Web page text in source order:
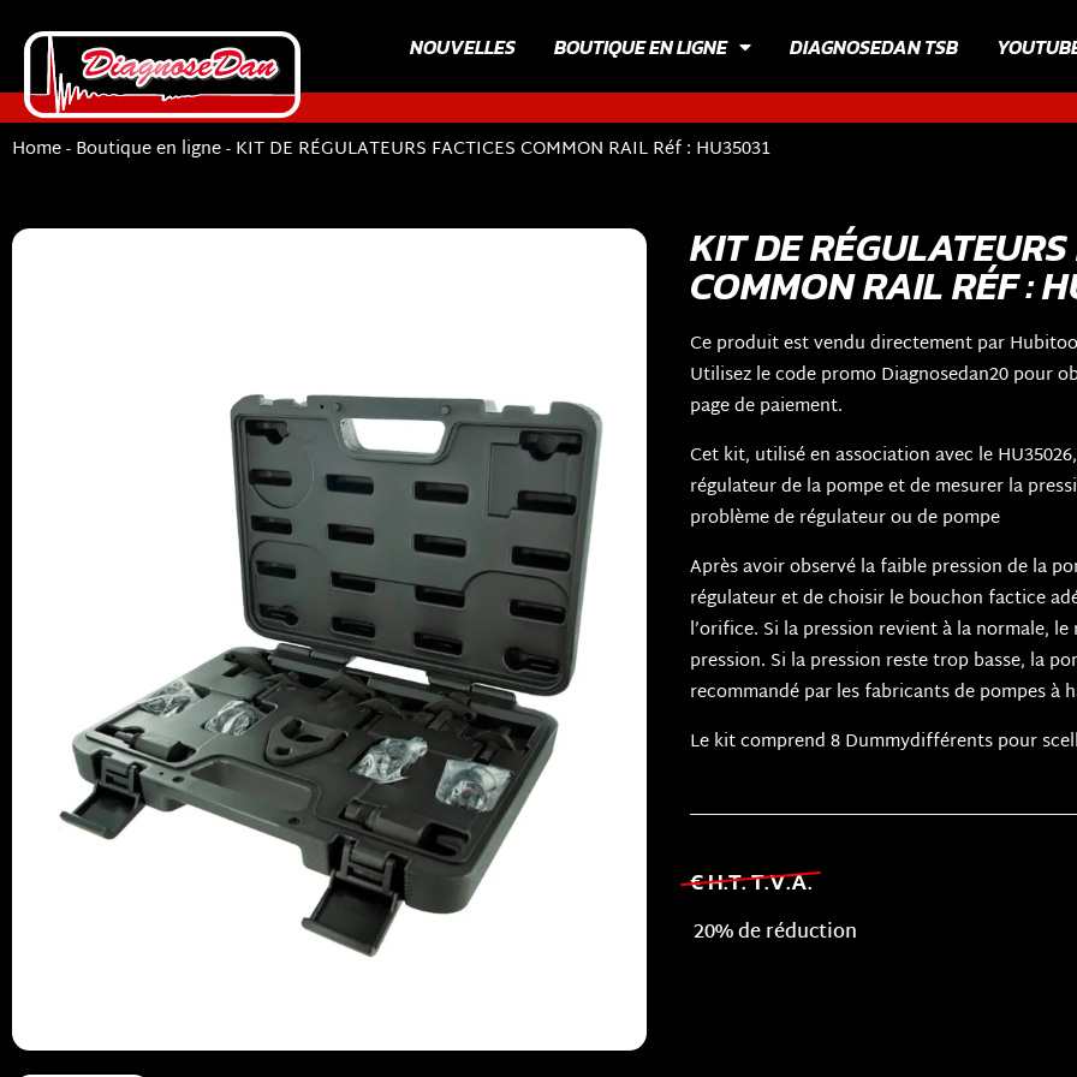
NOUVELLES BOUTIQUE EN LIGNE DIAGNOSEDAN TSB
Home-Boutique en ligne-KIT DE RÉGULATEURS FACTICES COMMON RAIL Réf : HU35031
KIT DE RÉGULATEURS
COMMON RAIL RÉF :
Ce produit est vendu directement par
Utilisez le code promo Diagnosedan20 pour
page de paiement.
Cet kit, utilisé en association avec le
régulateur de la pompe et de mesurer la
problème de régulateur ou de pompe
Après avoir observé la faible pression de la
régulateur et de choisir le bouchon factice
l’orifice. Si la pression revient à la normale,
pression. Si la pression reste trop basse, la
recommandé par les fabricants de pompes à
Le kit comprend 8 Dummydifférents pour
€ H.T. T.V.A.
20% de réduction